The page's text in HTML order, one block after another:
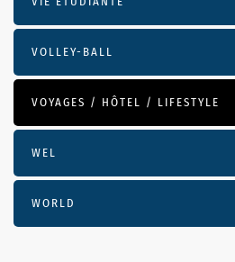
VOLLEY-BALL
VOYAGES / HÔTEL / LIFESTYLE
WEL
WORLD